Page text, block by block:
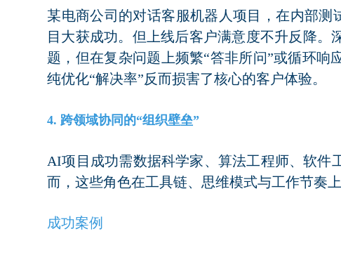
某电商公司的对话客服机器人项目，在内部测
目大获成功。但上线后客户满意度不升反降
题，但在复杂问题上频繁“答非所问”或循环
纯优化“解决率”反而损害了核心的客户体验。
4. 跨领域协同的“组织壁垒”
AI项目成功需数据科学家、算法工程师、软件
而，这些角色在工具链、思维模式与工作节奏上
成功案例